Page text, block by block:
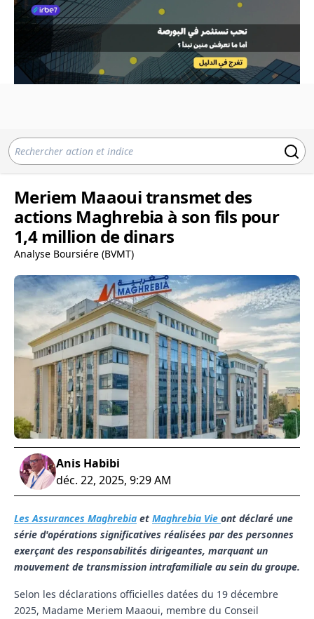
Meriem Maaoui transmet des
actions Maghrebia à son fils pour
1,4 million de dinars
Analyse Boursiére (BVMT)
Anis Habibi
déc. 22, 2025, 9:29 AM
Les Assurances Maghrebia et Maghrebia Vie ont déclaré une
série d'opérations significatives réalisées par des personnes
exerçant des responsabilités dirigeantes, marquant un
mouvement de transmission intrafamiliale au sein du groupe.
Selon les déclarations officielles datées du 19 décembre
2025, Madame Meriem Maaoui, membre du Conseil